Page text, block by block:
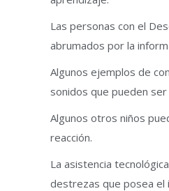
Las personas con el
abrumados por la
Algunos ejemplos de
sonidos que pueden
Algunos otros niños
reacción.
La asistencia
destrezas que posea el